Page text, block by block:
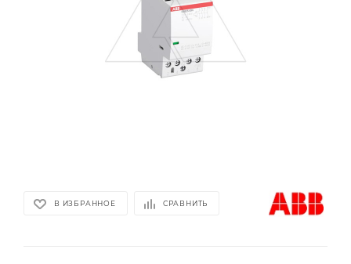
В ИЗБРАННОЕ СРАВНИТЬ